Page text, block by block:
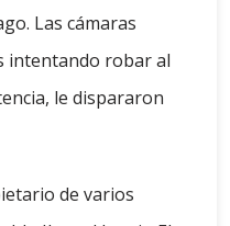
Las cámaras
intentando robar al
le dispararon
de varios